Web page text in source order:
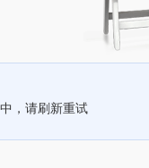
，请刷新重试